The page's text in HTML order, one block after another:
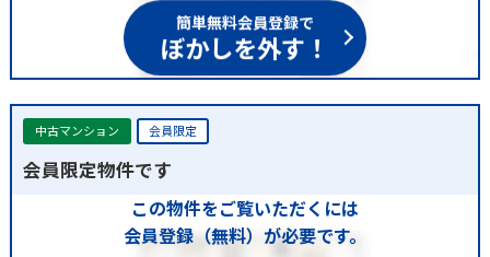
簡単無料会員登録で
ぼかしを外す！
中古マンション 会員限定
会員限定物件です
この物件をご覧いただくには
会員登録（無料）が必要です。